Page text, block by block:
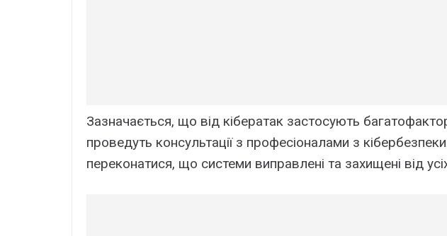
Зазначається, що від кібератак застосують
проведуть консультації з професіоналами з
переконатися, що системи виправлені та захищені від